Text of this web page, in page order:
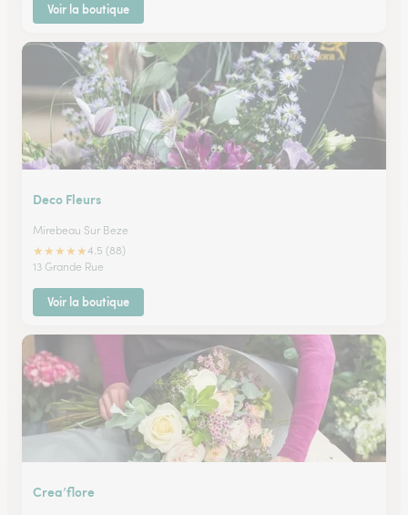
Voir la boutique
Deco Fleurs
Mirebeau Sur Beze
★★★★★4.5 (88)
13 Grande Rue
Voir la boutique
Crea’flore